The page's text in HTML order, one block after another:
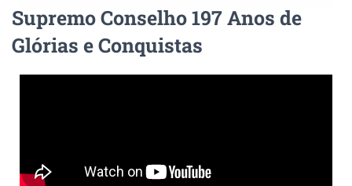
Supremo Conselho 197 Anos de
Glórias e Conquistas